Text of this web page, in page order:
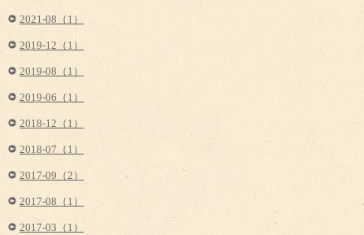
2021-08（1）
2019-12（1）
2019-08（1）
2019-06（1）
2018-12（1）
2018-07（1）
2017-09（2）
2017-08（1）
2017-03（1）